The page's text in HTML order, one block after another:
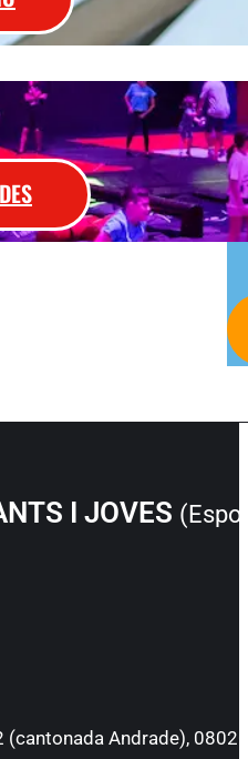
I JOVES
(cantonada Andrade),